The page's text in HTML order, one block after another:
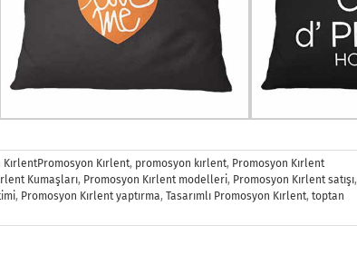
Kırlent, promosyon kırlent, Promosyon Kırlent
Kumaşları, Promosyon Kırlent modelleri, Promosyon Kırlent satışı,
, Promosyon Kırlent yaptırma, Tasarımlı Promosyon Kırlent, toptan